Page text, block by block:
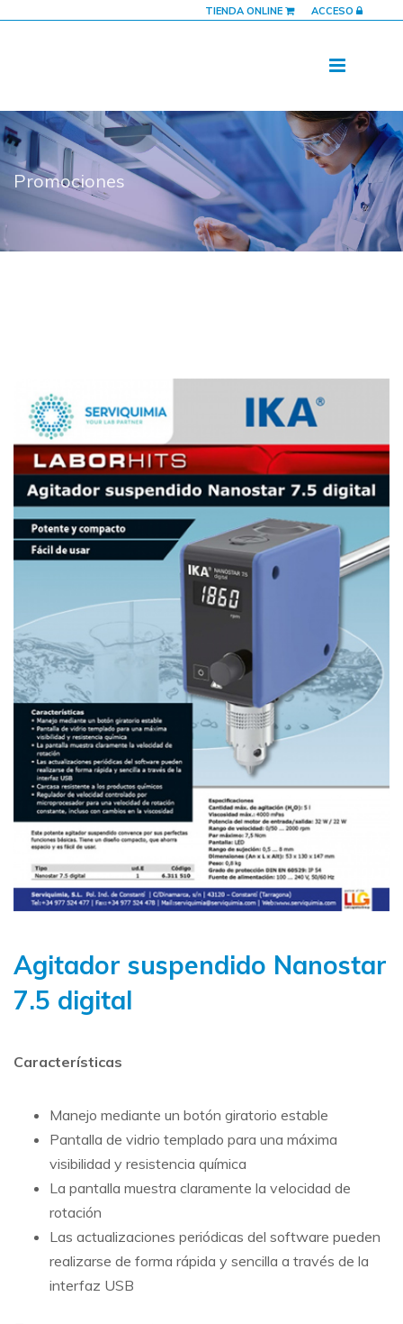
TIENDA ONLINE ACCESO
Promociones
Agitador suspendido Nanostar
7.5 digital
Características
Manejo mediante un botón giratorio estable
Pantalla de vidrio templado para una máxima
visibilidad y resistencia química
La pantalla muestra claramente la velocidad de
rotación
Las actualizaciones periódicas del software pueden
realizarse de forma rápida y sencilla a través de la
interfaz USB